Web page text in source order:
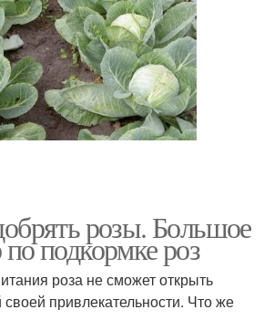
розы. Большое
подкормке роз
роза не сможет открыть
своей привлекательности. Что же